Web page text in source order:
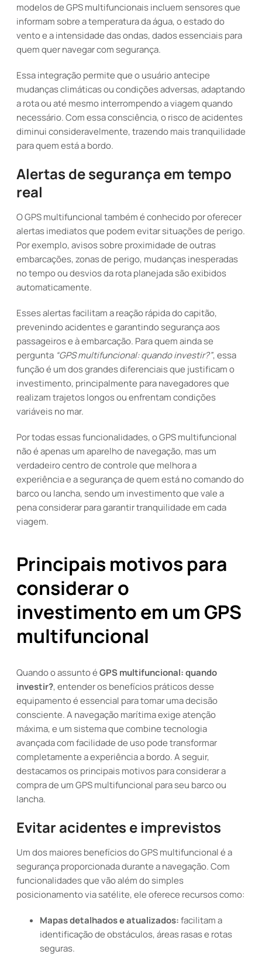
modelos de GPS multifuncionais incluem sensores que
informam sobre a temperatura da água, o estado do
vento e a intensidade das ondas, dados essenciais para
quem quer navegar com segurança.
Essa integração permite que o usuário antecipe
mudanças climáticas ou condições adversas, adaptando
a rota ou até mesmo interrompendo a viagem quando
necessário. Com essa consciência, o risco de acidentes
diminui consideravelmente, trazendo mais tranquilidade
para quem está a bordo.
Alertas de segurança em tempo
real
O GPS multifuncional também é conhecido por oferecer
alertas imediatos que podem evitar situações de perigo.
Por exemplo, avisos sobre proximidade de outras
embarcações, zonas de perigo, mudanças inesperadas
no tempo ou desvios da rota planejada são exibidos
automaticamente.
Esses alertas facilitam a reação rápida do capitão,
prevenindo acidentes e garantindo segurança aos
passageiros e à embarcação. Para quem ainda se
pergunta “GPS multifuncional: quando investir?”, essa
função é um dos grandes diferenciais que justificam o
investimento, principalmente para navegadores que
realizam trajetos longos ou enfrentam condições
variáveis no mar.
Por todas essas funcionalidades, o GPS multifuncional
não é apenas um aparelho de navegação, mas um
verdadeiro centro de controle que melhora a
experiência e a segurança de quem está no comando do
barco ou lancha, sendo um investimento que vale a
pena considerar para garantir tranquilidade em cada
viagem.
Principais motivos para
considerar o
investimento em um GPS
multifuncional
Quando o assunto éGPS multifuncional: quando
investir?, entender os benefícios práticos desse
equipamento é essencial para tomar uma decisão
consciente. A navegação marítima exige atenção
máxima, e um sistema que combine tecnologia
avançada com facilidade de uso pode transformar
completamente a experiência a bordo. A seguir,
destacamos os principais motivos para considerar a
compra de um GPS multifuncional para seu barco ou
lancha.
Evitar acidentes e imprevistos
Um dos maiores benefícios do GPS multifuncional é a
segurança proporcionada durante a navegação. Com
funcionalidades que vão além do simples
posicionamento via satélite, ele oferece recursos como:
Mapas detalhados e atualizados:facilitam a
identificação de obstáculos, áreas rasas e rotas
seguras.